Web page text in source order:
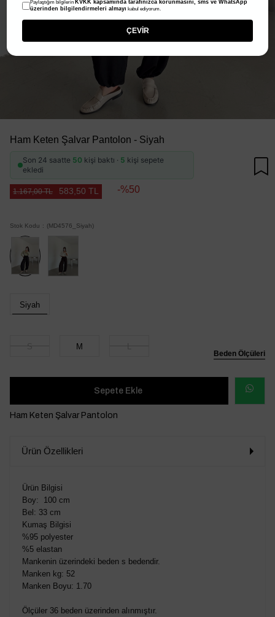
Ham Keten Şalvar Pantolon - Siyah
Son 24 saatte 50 kişi baktı · 5 kişi sepete
ekledi
1.167,00 TL 583,50 TL 50
Stok Kodu (MD4576_Siyah)
Beden Ölçüleri
Siyah
M
VER
Ham Keten Şalvar Pantolon
Ürün Özellikleri
Ürün Bilgisi
Boy: 100 cm
Bel: 33 cm
Kumaş Bilgisi
%95 polyester
%5 elastan
Mankenin üzerindeki beden s bedendir.
Manken kg: 52
Manken Boyu: 1.70
Ölçüler 36 beden üzerinden alınmıştır.
Paylaştığım bilgilerin KVKK kapsamında tarafınızca korunmasını, sms ve WhatsApp
üzerinden bilgilendirmeleri almayı kabul ediyorum.
ÇEVİR